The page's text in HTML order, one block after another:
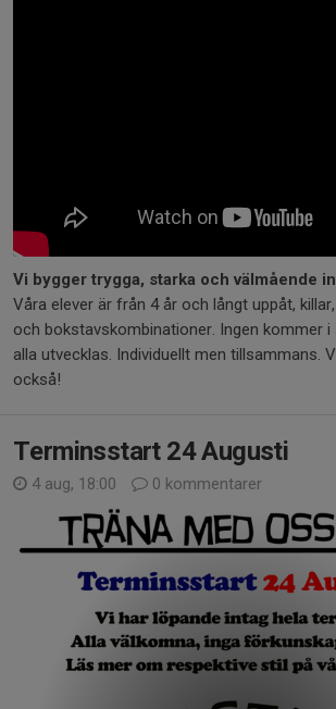
Vi bygger trygga, starka och välmående
Våra elever är från 4 år och långt uppåt,
och bokstavskombinationer. Ingen kommer i
alla utvecklas. Individuellt men tillsammans.
också!
Terminsstart 24 Augusti
4 aug, 18:00 0 kommentarer